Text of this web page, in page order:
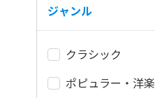
ジャンル
クラシック
ポピュラー・洋楽